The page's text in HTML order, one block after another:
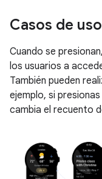
Casos de uso
Cuando se
los usuarios a
También pueden
ejemplo, si
cambia el recuento